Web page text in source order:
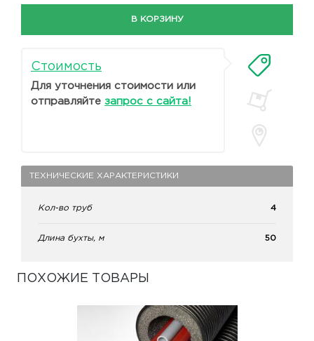
В КОРЗИНУ
Стоимость
Для уточнения стоимости или
отправляйте запрос с сайта!
ТЕХНИЧЕСКИЕ ХАРАКТЕРИСТИКИ
Кол-во труб 4
Длина бухты, м 50
ПОХОЖИЕ ТОВАРЫ